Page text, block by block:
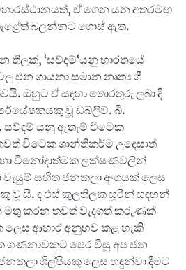
විහාරස්ථානයත්, ඒ ගෙන යන අතරමඟ
බලන්නට ගොස් ඇත.
තිලක්, ‘සව්දම්‘යනු භාරතයේ
එන ගායනා සමාන නෘත්‍ය ගී
ඔහුට ඒ සඳහා තොරතුරු ලබා දි
වූ ඩබ්ලිව්. බී.
යනු ඇතැම් විටෙක
විටෙක ශාන්තිකර්ම උදෙසාත්
හා විනෝදාත්මක ලක්ෂණවලින්
වැයුම් සහිත ජනකලා අංගයක් ලෙස
වූ සී. ද එස් කුලතිලක සූරීන් සඳහන්
කරන තවත් වැදගත් කරුණක්
ලෙස ආහාර අනුභව කළ හැකි
ගණනාවකට පෙර විසූ අප ජන
ශිල්පියකු ලෙස හඳුන්වා දීමට